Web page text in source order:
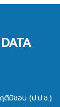
ติมิชอบ (ป.ป.ช.)